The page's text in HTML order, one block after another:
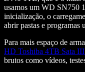
usamos um WD SN750
inicialização, o
abrir pastas e programas
Para mais espaço de
HD Toshiba 4TB Sata
brutos como vídeos,